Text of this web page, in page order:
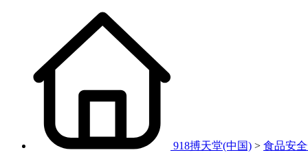
918搏天堂(中国) > 食品安